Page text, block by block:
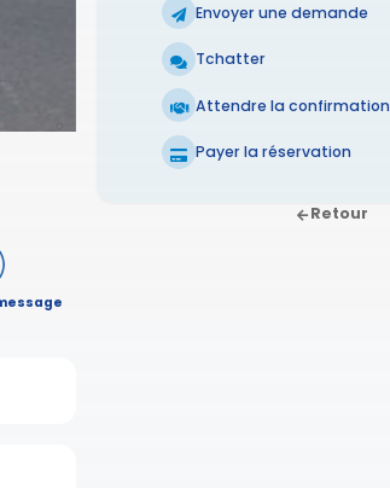
Envoyer une demande
Tchatter
Attendre la confirmation
Payer la réservation
Retour